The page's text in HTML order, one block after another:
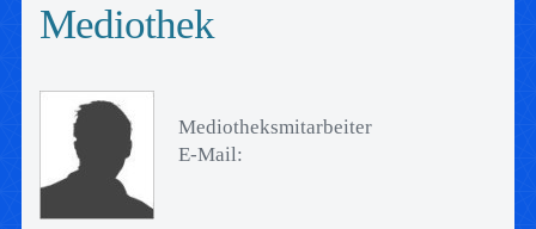
Mediothek
Mediotheksmitarbeiter
E-Mail: